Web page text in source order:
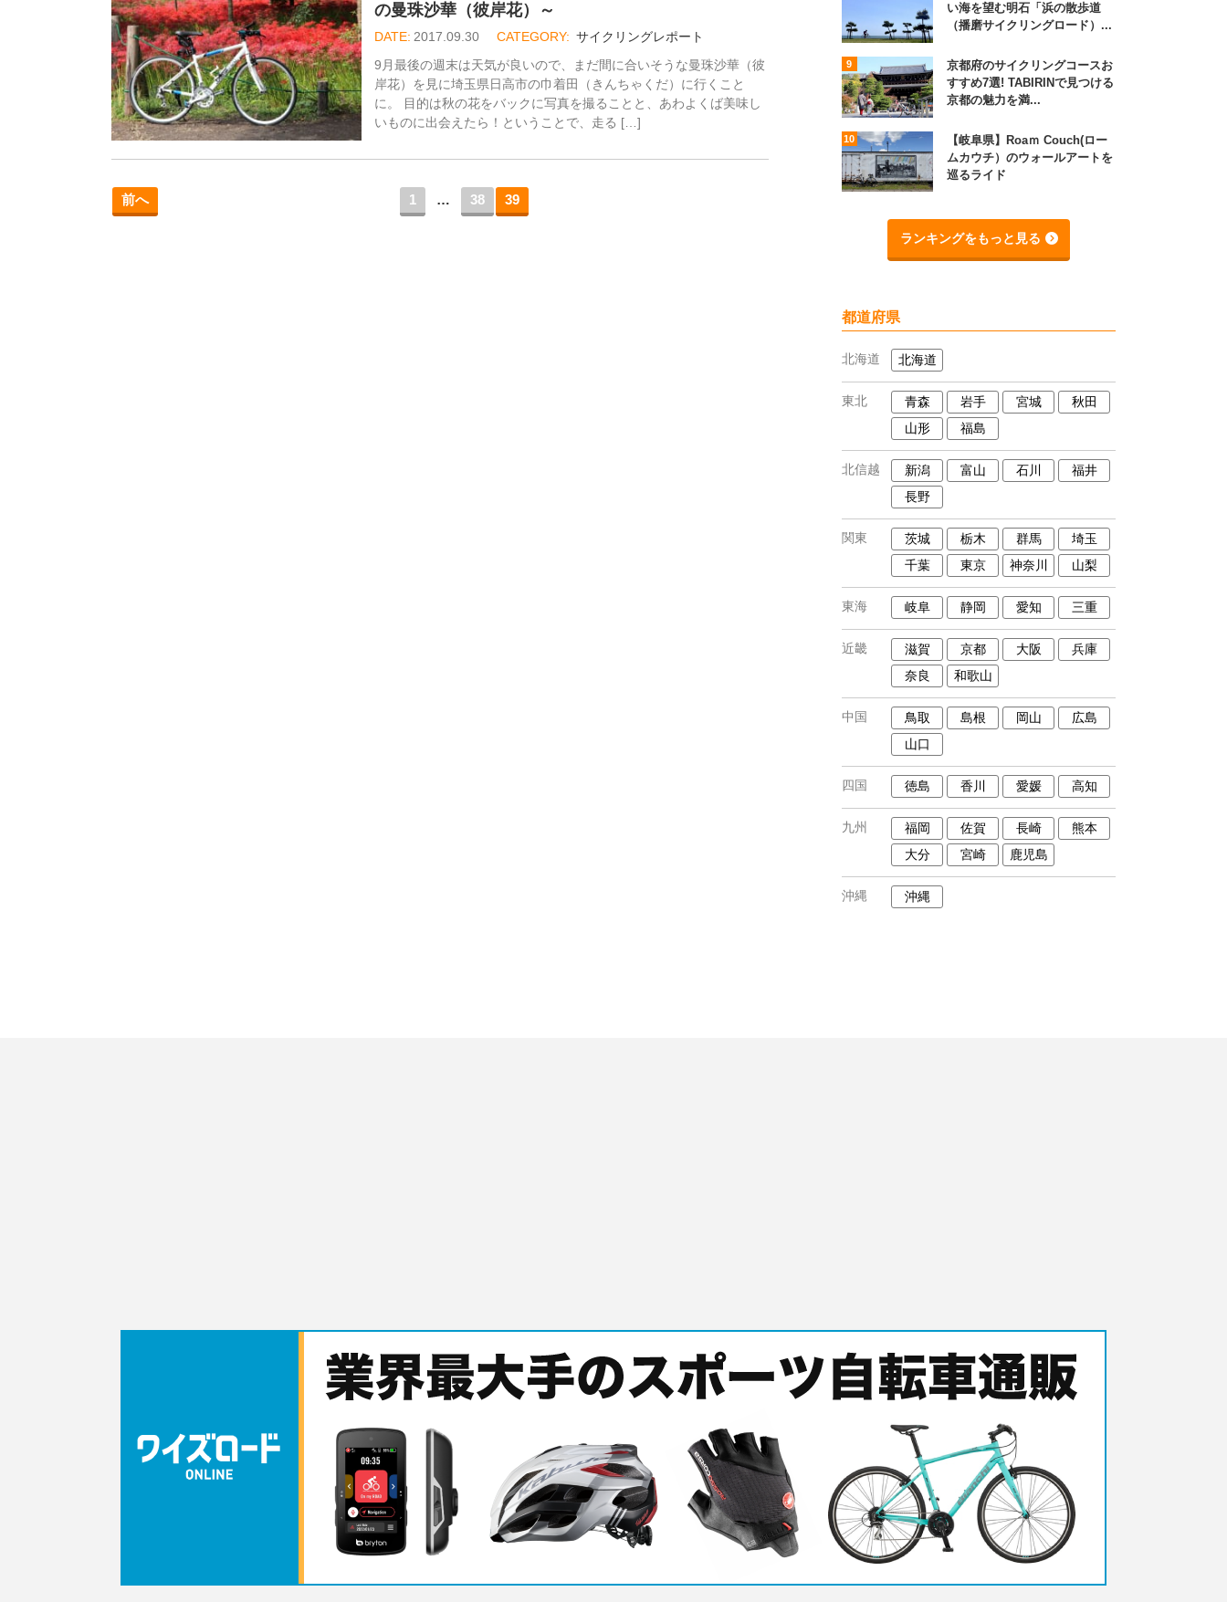
の曼珠沙華（彼岸花）～
2017.09.30
サイクリングレポート
9月最後の週末は天気が良いので、まだ間に合いそうな曼珠沙華（彼
岸花）を見に埼玉県日高市の巾着田（きんちゃくだ）に行くこと
に。 目的は秋の花をバックに写真を撮ることと、あわよくば美味し
いものに出会えたら！ということで、走る […]
前へ 1 … 38 39
い海を望む明石「浜の散歩道
（播磨サイクリングロード）...
京都府のサイクリングコースお
すすめ7選! TABIRINで見つける
京都の魅力を満...
【岐阜県】Roaｍ Couch(ロー
ムカウチ）のウォールアートを
巡るライド
ランキングをもっと見る
都道府県
北海道 北海道
東北 青森 岩手 宮城
秋田
山形
福島
北信越 新潟 富山 石川
福井
長野
関東 茨城 栃木 群馬
埼玉
千葉
東京 神奈川 山梨
東海 岐阜 静岡 愛知 三重
近畿 滋賀 京都 大阪
兵庫
奈良
和歌山
中国 鳥取 島根 岡山
広島
山口
四国 徳島 香川 愛媛 高知
九州 福岡 佐賀 長崎
熊本
大分
宮崎 鹿児島
沖縄 沖縄